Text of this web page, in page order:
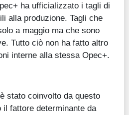
ha ufficializzato i tagli di
alla produzione. Tagli che
a maggio ma che sono
Tutto ciò non ha fatto altro
interne alla stessa Opec+.
stato coinvolto da questo
fattore determinante da